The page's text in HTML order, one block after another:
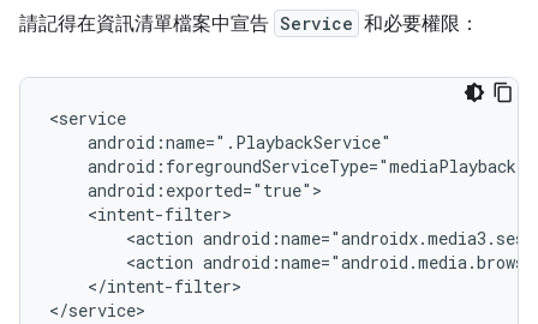
請記得在資訊清單檔案中宣告 Service 和必要權限：
<action
<action
</intent-filter>
</service>